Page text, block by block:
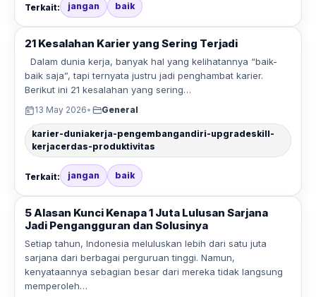
Terkait: jangan baik
21 Kesalahan Karier yang Sering Terjadi
Dalam dunia kerja, banyak hal yang kelihatannya “baik-
baik saja”, tapi ternyata justru jadi penghambat karier.
Berikut ini 21 kesalahan yang sering…
13 May 2026• General
karier-duniakerja-pengembangandiri-upgradeskill-
kerjacerdas-produktivitas
Terkait: jangan baik
5 Alasan Kunci Kenapa 1 Juta Lulusan Sarjana
Jadi Pengangguran dan Solusinya
Setiap tahun, Indonesia meluluskan lebih dari satu juta
sarjana dari berbagai perguruan tinggi. Namun,
kenyataannya sebagian besar dari mereka tidak langsung
memperoleh…